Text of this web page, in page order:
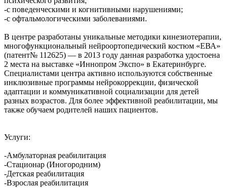
-с поведенческими и когнитивными нарушениями;
-с офтальмологическими заболеваниями.
В центре разработаны уникальные методики кинезиотерапии,
многофункциональный нейроортопедический костюм «ЕВА»
(патент№ 112625) — в 2013 году данная разработка удостоена
2 места на выставке «Иннопром Экспо» в Екатеринбурге.
Специалистами центра активно используются собственные
инклюзивные программы нейрокоррекции, физической
адаптации и коммуникативной социализации для детей
разных возрастов. Для более эффективной реабилитации, мы
также обучаем родителей наших пациентов.
Услуги:
-Амбулаторная реабилитация
-Стационар (Иногородним)
-Детская реабилитация
-Взрослая реабилитация